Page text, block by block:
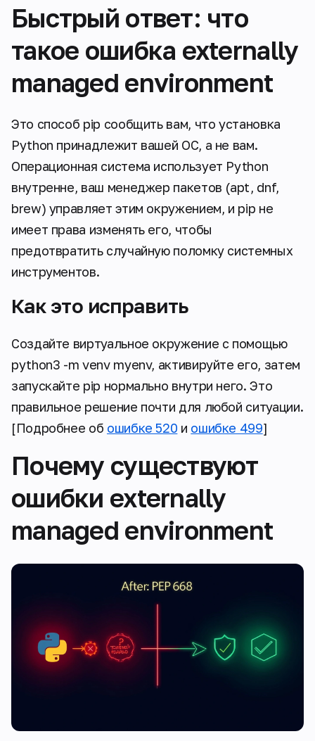
Быстрый ответ: что
такое ошибка externally
managed environment
Это способ pip сообщить вам, что установка
Python принадлежит вашей ОС, а не вам.
Операционная система использует Python
внутренне, ваш менеджер пакетов (apt, dnf,
brew) управляет этим окружением, и pip не
имеет права изменять его, чтобы
предотвратить случайную поломку системных
инструментов.
Как это исправить
Создайте виртуальное окружение с помощью
python3 -m venv myenv, активируйте его, затем
запускайте pip нормально внутри него. Это
правильное решение почти для любой ситуации.
[Подробнее об ошибке 520 и ошибке 499]
Почему существуют
ошибки externally
managed environment